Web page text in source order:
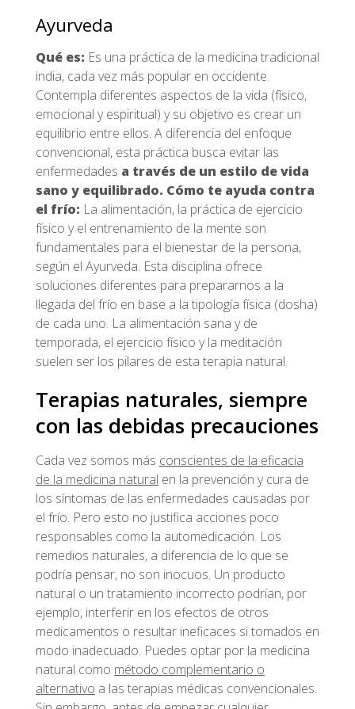
Ayurveda
Qué es: Es una práctica de la medicina tradicional
india, cada vez más popular en occidente.
Contempla diferentes aspectos de la vida (físico,
emocional y espiritual) y su objetivo es crear un
equilibrio entre ellos. A diferencia del enfoque
convencional, esta práctica busca evitar las
enfermedades a través de un estilo de vida
sano y equilibrado. Cómo te ayuda contra
el frío: La alimentación, la práctica de ejercicio
físico y el entrenamiento de la mente son
fundamentales para el bienestar de la persona,
según el Ayurveda. Esta disciplina ofrece
soluciones diferentes para prepararnos a la
llegada del frío en base a la tipología física (dosha)
de cada uno. La alimentación sana y de
temporada, el ejercicio físico y la meditación
suelen ser los pilares de esta terapia natural.
Terapias naturales, siempre
con las debidas precauciones
Cada vez somos más conscientes de la eficacia
de la medicina natural en la prevención y cura de
los síntomas de las enfermedades causadas por
el frío. Pero esto no justifica acciones poco
responsables como la automedicación. Los
remedios naturales, a diferencia de lo que se
podría pensar, no son inocuos. Un producto
natural o un tratamiento incorrecto podrían, por
ejemplo, interferir en los efectos de otros
medicamentos o resultar ineficaces si tomados en
modo inadecuado. Puedes optar por la medicina
natural como método complementario o
alternativo a las terapias médicas convencionales.